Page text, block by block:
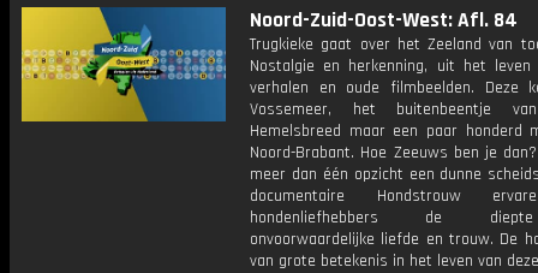
Noord-Zuid-Oost-West: Afl. 84
Trugkieke gaat over het Zeeland van
Nostalgie en herkenning, uit het leven
verhalen en oude filmbeelden. Deze
Vossemeer, het buitenbeentje
Hemelsbreed maar een paar honderd
Noord-Brabant. Hoe Zeeuws ben je
meer dan één opzicht een dunne
documentaire Hondstrouw
hondenliefhebbers de
onvoorwaardelijke liefde en trouw. De
van grote betekenis in het leven van